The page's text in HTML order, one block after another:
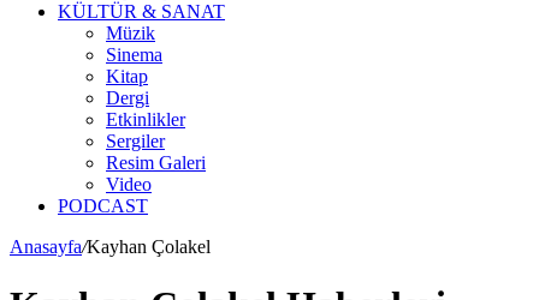
KÜLTÜR & SANAT
Müzik
Sinema
Kitap
Dergi
Etkinlikler
Sergiler
Resim Galeri
Video
PODCAST
Anasayfa/Kayhan Çolakel